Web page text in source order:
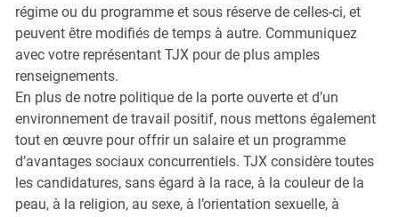
régime ou du programme et sous réserve de celles-ci, et
peuvent être modifiés de temps à autre. Communiquez
avec votre représentant TJX pour de plus amples
renseignements.
En plus de notre politique de la porte ouverte et d’un
environnement de travail positif, nous mettons également
tout en œuvre pour offrir un salaire et un programme
d’avantages sociaux concurrentiels. TJX considère toutes
les candidatures, sans égard à la race, à la couleur de la
peau, à la religion, au sexe, à l’orientation sexuelle, à